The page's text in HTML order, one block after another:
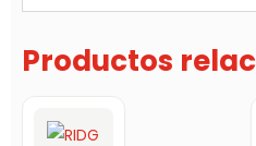
Productos